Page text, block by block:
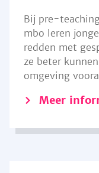
Bij pre-
mbo leren
redden met
ze beter
omgeving
Meer